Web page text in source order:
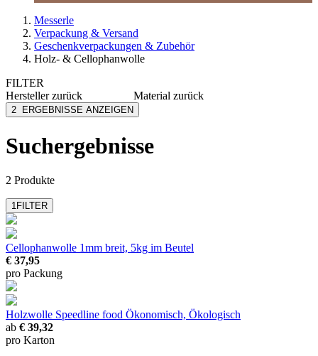
Messerle
Verpackung & Versand
Geschenkverpackungen & Zubehör
Holz- & Cellophanwolle
FILTER
Herstellerzurück
Spediline Food
Material zurück
2 ERGEBNISSE ANZEIGEN
Suchergebnisse
2 Produkte
1FILTER
Cellophanwolle 1mm breit, 5kg im Beutel
€ 37,95
pro Packung
Holzwolle Speedline food Ökonomisch, Ökologisch
ab € 39,32
pro Karton